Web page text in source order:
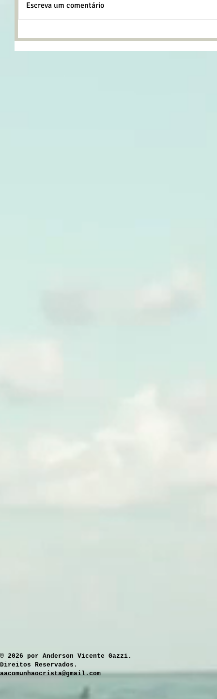
Escreva um comentário
​© 2026 por Anderson Vicente Gazzi.
Direitos Reservados.
aacomunhaocrista@gmail.com